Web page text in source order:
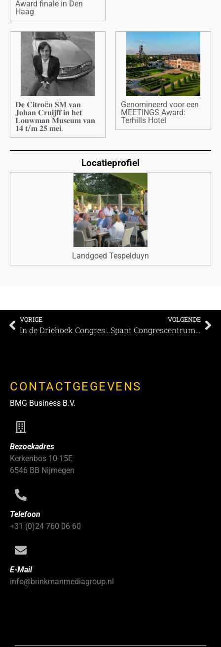
Award finale in Den
Haag
𝐃𝐞 𝐂𝐢𝐭𝐫𝐨ë𝐧 𝐒𝐌 𝐯𝐚𝐧
𝐉𝐨𝐡𝐚𝐧 𝐂𝐫𝐮𝐢𝐣𝐟𝐟 𝐢𝐧 𝐡𝐞𝐭
𝐋𝐨𝐮𝐰𝐦𝐚𝐧 𝐌𝐮𝐬𝐞𝐮𝐦 𝐯𝐚𝐧
𝟏𝟒 𝐭/𝐦 𝟐𝟓 𝐦𝐞𝐢.
Genomineerd voor een
MEETINGS Award:
Terhills Hotel
Locatieprofiel
Landgoed Tespelduyn
VORIGE
In de Driehoek Congres- en vergadercentrum; een bijzondere locatie in Utrecht
VOLGENDE
Spant Congrescentrum: Alles begint met een goed verhaal
CONTACTGEGEVENS
BMG Business B.V.
Bezoekadres
Kerkenbos 10-15E
6546 BB Nijmegen
Telefoon
+31 (0)24 760 06 60
E-Mail
info@brinkmanmediagroup.nl